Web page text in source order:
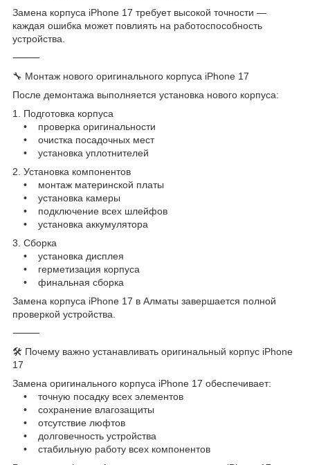
Замена корпуса iPhone 17 требует высокой точности —
каждая ошибка может повлиять на работоспособность
устройства.
⸻
🔧 Монтаж нового оригинального корпуса iPhone 17
После демонтажа выполняется установка нового корпуса:
1. Подготовка корпуса
• проверка оригинальности
• очистка посадочных мест
• установка уплотнителей
2. Установка компонентов
• монтаж материнской платы
• установка камеры
• подключение всех шлейфов
• установка аккумулятора
3. Сборка
• установка дисплея
• герметизация корпуса
• финальная сборка
Замена корпуса iPhone 17 в Алматы завершается полной
проверкой устройства.
⸻
🛠️ Почему важно устанавливать оригинальный корпус iPhone
17
Замена оригинального корпуса iPhone 17 обеспечивает:
• точную посадку всех элементов
• сохранение влагозащиты
• отсутствие люфтов
• долговечность устройства
• стабильную работу всех компонентов